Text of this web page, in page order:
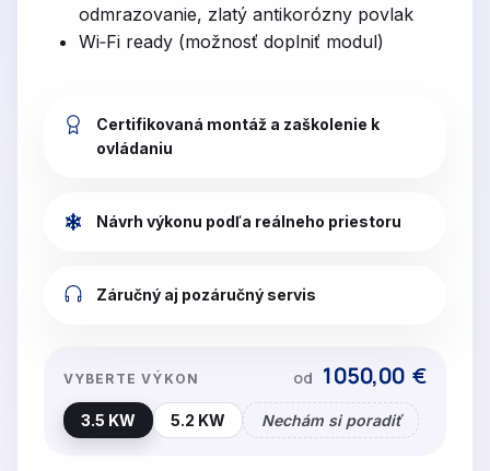
odmrazovanie, zlatý antikorózny povlak
Wi‑Fi ready (možnosť doplniť modul)
Certifikovaná montáž a zaškolenie k
ovládaniu
Návrh výkonu podľa reálneho priestoru
Záručný aj pozáručný servis
VYBERTE VÝKON od 1050,00 €
3.5 KW 5.2 KW Nechám si poradiť